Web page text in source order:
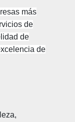
más
de
de
de